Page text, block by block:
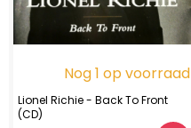
Nog 1 op voorraad
Lionel Richie - Back To Front
(CD)